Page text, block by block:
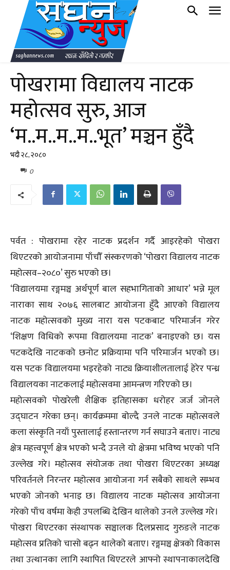
पोखरामा विद्यालय नाटक
महोत्सव सुरु, आज
‘म..म..म..म..भूत’ मञ्चन हुँदै
भदौ २८, २०८०
0
पर्वत : पोखरामा रहेर नाटक प्रदर्शन गर्दै आइरहेको पोखरा
थिएटरको आयोजनामा पाँचौँ संस्करणको ‘पोखरा विद्यालय नाटक
महोत्सव–२०८०’ सुरु भएको छ।
‘विद्यालयमा रङ्गमञ्च अर्थपूर्ण बाल सहभागिताको आधार’ भन्ने मूल
नाराका साथ २०७६ सालबाट आयोजना हुँदै आएको विद्यालय
नाटक महोत्सवको मुख्य नारा यस पटकबाट परिमार्जन गरेर
‘शिक्षण विधिको रूपमा विद्यालयमा नाटक’ बनाइएको छ। यस
पटकदेखि नाटकको छनोट प्रक्रियामा पनि परिमार्जन भएको छ।
यस पटक विद्यालयमा भइरहेको नाट्य क्रियाशीलतालाई हेरेर पन्ध्र
विद्यालयका नाटकलाई महोत्सवमा आमन्त्रण गरिएको छ।
महोत्सवको पोखरेली शैक्षिक इतिहासका धरोहर जर्ज जोनले
उद्घाटन गरेका छन्। कार्यक्रममा बोल्दै उनले नाटक महोत्सवले
कला संस्कृति नयाँ पुस्तालाई हस्तान्तरण गर्न सघाउने बताए। नाट्य
क्षेत्र महत्त्वपूर्ण क्षेत्र भएको भन्दै उनले यो क्षेत्रमा भविष्य भएको पनि
उल्लेख गरे। महोत्सव संयोजक तथा पोखरा थिएटरका अध्यक्ष
परिवर्तनले निरन्तर महोत्सव आयोजना गर्न सबैको साथले सम्भव
भएको जोनको भनाइ छ। विद्यालय नाटक महोत्सव आयोजना
गरेको पाँच वर्षमा केही उपलब्धि देखिन थालेको उनले उल्लेख गरे।
पोखरा थिएटरका संस्थापक सञ्चालक दिलप्रसाद गुरुङले नाटक
महोत्सव प्रतिको चासो बढ्न थालेको बताए। रङ्गमञ्च क्षेत्रको विकास
तथा उत्थानका लागि स्थापित थिएटरले आफ्नो स्थापनाकालदेखि